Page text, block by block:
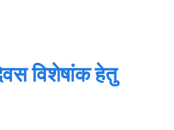
विशेषांक हेतु